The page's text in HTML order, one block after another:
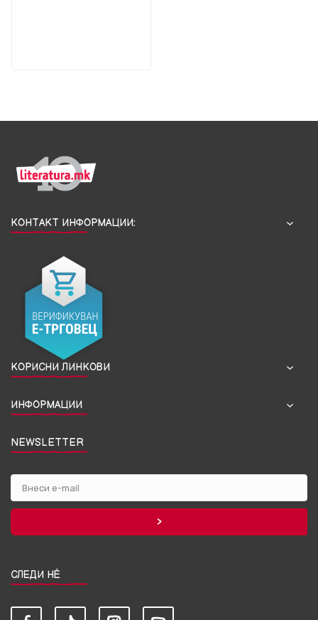
КОНТАКТ ИНФОРМАЦИИ:
КОРИСНИ ЛИНКОВИ
ИНФОРМАЦИИ
NEWSLETTER
СЛЕДИ НЀ